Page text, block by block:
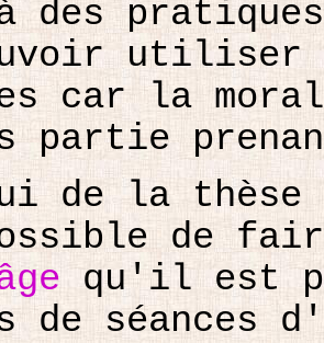
des
utiliser
car la
partie
de la
de
qu'il est
de séances